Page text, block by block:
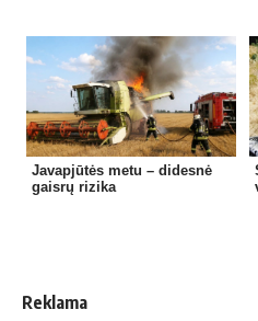
Javapjūtės metu – didesnė
gaisrų rizika
Reklama